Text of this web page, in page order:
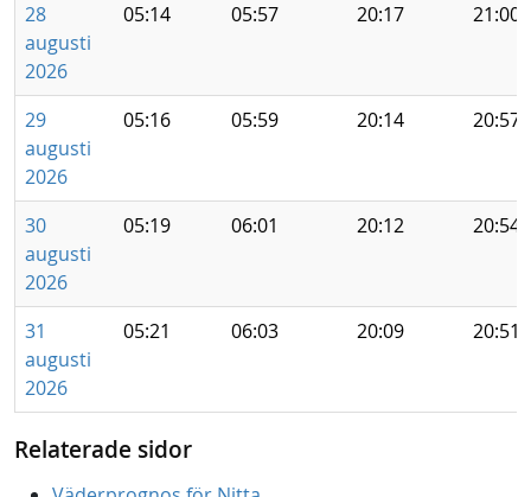
28
augusti
2026
05:14 05:57 20:17 21:00
29
augusti
2026
05:16 05:59 20:14 20:57
30
augusti
2026
05:19 06:01 20:12 20:54
31
augusti
2026
05:21 06:03 20:09 20:51
Relaterade sidor